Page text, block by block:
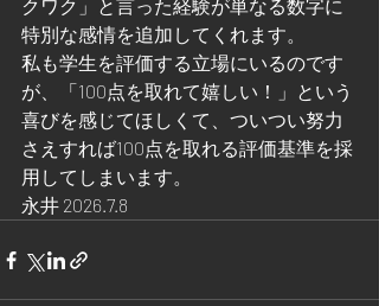
クワク」と言った経験が単なる数字に
特別な感情を追加してくれます。
私も学生を評価する立場にいるのです
が、「100点を取れて嬉しい！」という
喜びを感じてほしくて、ついつい努力
さえすれば100点を取れる評価基準を採
用してしまいます。
永井 2026.7.8